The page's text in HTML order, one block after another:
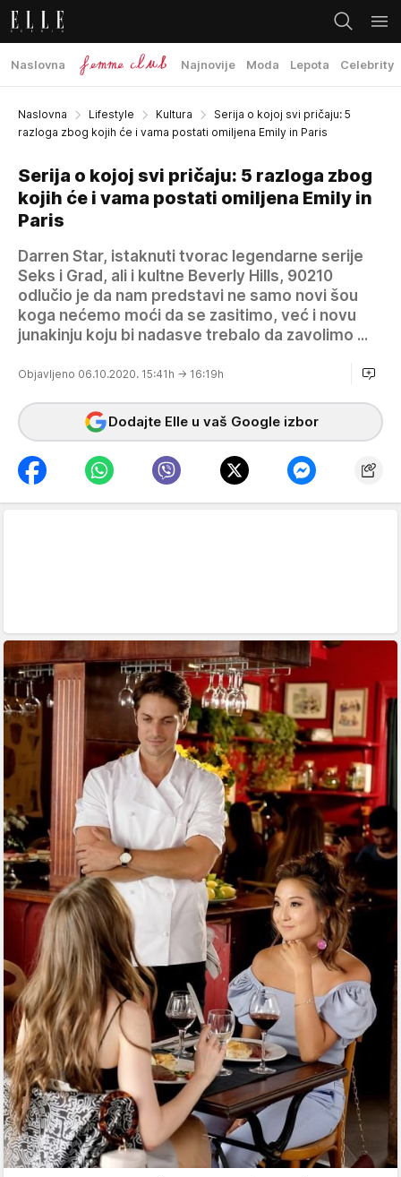
Naslovna Najnovije Moda Lepota Celebrity
Naslovna Lifestyle Kultura
Serija o kojoj svi pričaju: 5
razloga zbog kojih će i vama postati omiljena Emily in Paris
Serija o kojoj svi pričaju: 5 razloga zbog
kojih će i vama postati omiljena Emily in
Paris
Darren Star, istaknuti tvorac legendarne serije
Seks i Grad, ali i kultne Beverly Hills, 90210
odlučio je da nam predstavi ne samo novi šou
koga nećemo moći da se zasitimo, već i novu
junakinju koju bi nadasve trebalo da zavolimo ...
Objavljeno 06.10.2020. 15:41h → 16:19h
Dodajte Elle u vaš Google izbor